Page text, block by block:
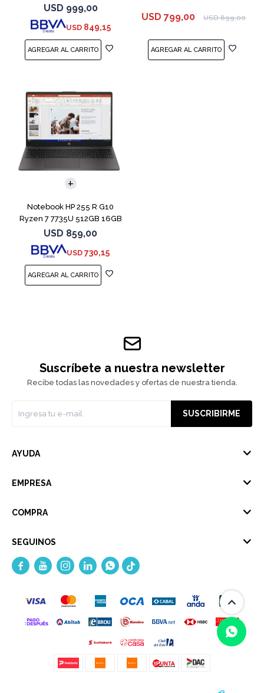
512GB 16GB
USD 999,00
USD 849,15
USD 799,00 USD 899,00
Notebook HP 255 R G10
Ryzen 7 7735U 512GB 16GB
15.6" Win 11
USD 859,00
USD 730,15
Suscríbete a nuestra newsletter
Recibe todas las novedades y ofertas de nuestra tienda.
SUSCRIBIRME
AYUDA
EMPRESA
COMPRA
SEGUINOS
    